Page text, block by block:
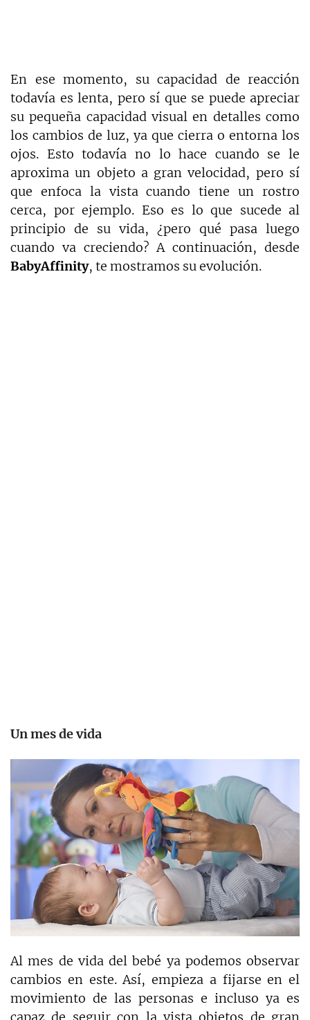
En ese momento, su capacidad de reacción
todavía es lenta, pero sí que se puede apreciar
su pequeña capacidad visual en detalles como
los cambios de luz, ya que cierra o entorna los
ojos. Esto todavía no lo hace cuando se le
aproxima un objeto a gran velocidad, pero sí
que enfoca la vista cuando tiene un rostro
cerca, por ejemplo. Eso es lo que sucede al
principio de su vida, ¿pero qué pasa luego
cuando va creciendo? A continuación, desde
BabyAffinity, te mostramos su evolución.
Un mes de vida
Al mes de vida del bebé ya podemos observar
cambios en este. Así, empieza a fijarse en el
movimiento de las personas e incluso ya es
capaz de seguir con la vista objetos de gran